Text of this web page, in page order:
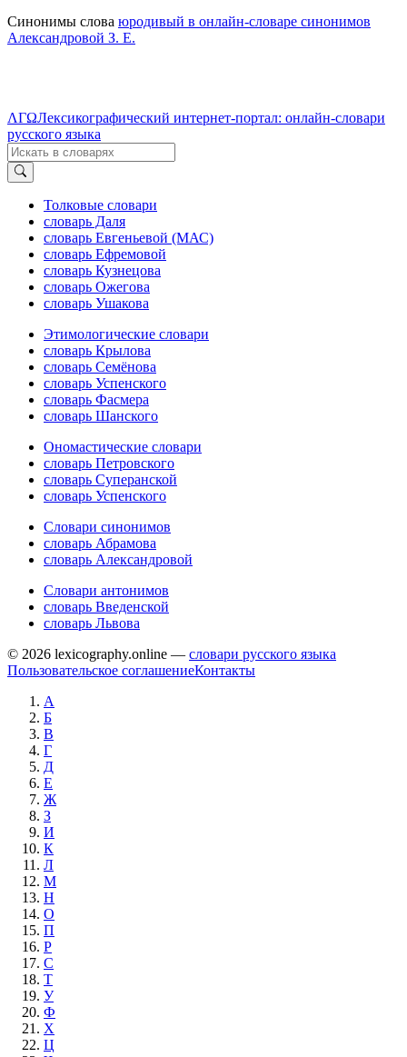
Синонимы слова юродивый в онлайн-словаре синонимов
Александровой З. Е.
ΛΓΩЛексикографический интернет-портал: онлайн-словари
русского языка
Толковые словари
словарь Даля
словарь Евгеньевой (МАС)
словарь Ефремовой
словарь Кузнецова
словарь Ожегова
словарь Ушакова
Этимологические словари
словарь Крылова
словарь Семёнова
словарь Успенского
словарь Фасмера
словарь Шанского
Ономастические словари
словарь Петровского
словарь Суперанской
словарь Успенского
Словари синонимов
словарь Абрамова
словарь Александровой
Словари антонимов
словарь Введенской
словарь Львова
© 2026 lexicography.online — словари русского языка
Пользовательское соглашениеКонтакты
А
Б
В
Г
Д
Е
Ж
З
И
К
Л
М
Н
О
П
Р
С
Т
У
Ф
Х
Ц